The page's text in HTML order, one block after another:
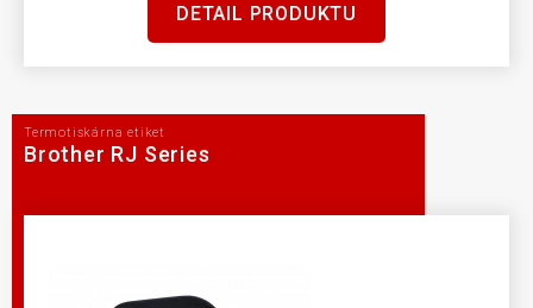
DETAIL PRODUKTU
Termotiskárna etiket
Brother RJ Series